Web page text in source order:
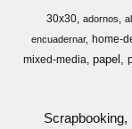
30x30 adornos
encuadernar
home-
mixed-media papel
Scrapbooking